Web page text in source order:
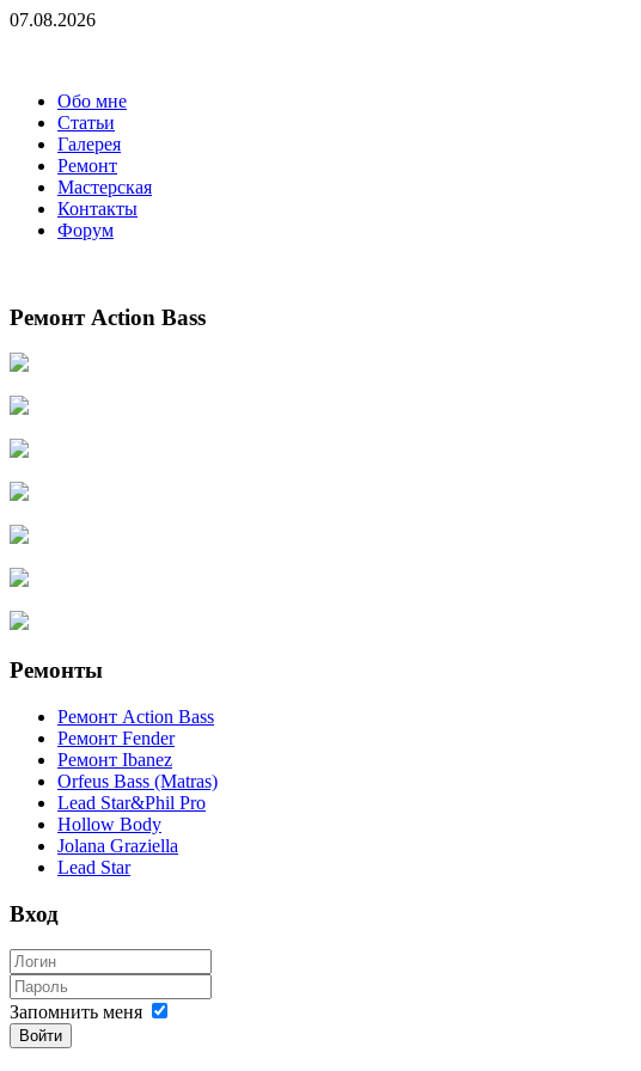
07.08.2026
Обо мне
Статьи
Галерея
Ремонт
Мастерская
Контакты
Форум
Ремонт Action Bass
Ремонты
Ремонт Action Bass
Ремонт Fender
Ремонт Ibanez
Orfeus Bass (Matras)
Lead Star&Phil Pro
Hollow Body
Jolana Graziella
Lead Star
Вход
Запомнить меня
Войти